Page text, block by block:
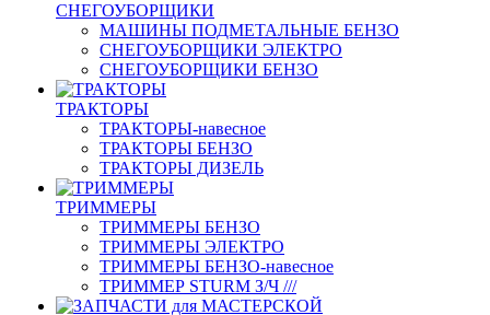
СНЕГОУБОРЩИКИ
МАШИНЫ ПОДМЕТАЛЬНЫЕ БЕНЗО
СНЕГОУБОРЩИКИ ЭЛЕКТРО
СНЕГОУБОРЩИКИ БЕНЗО
ТРАКТОРЫ
ТРАКТОРЫ-навесное
ТРАКТОРЫ БЕНЗО
ТРАКТОРЫ ДИЗЕЛЬ
ТРИММЕРЫ
ТРИММЕРЫ БЕНЗО
ТРИММЕРЫ ЭЛЕКТРО
ТРИММЕРЫ БЕНЗО-навесное
ТРИММЕР STURM З/Ч ///